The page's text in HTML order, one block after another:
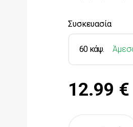
Συσκευασία
60 κάψ.
12.99 €